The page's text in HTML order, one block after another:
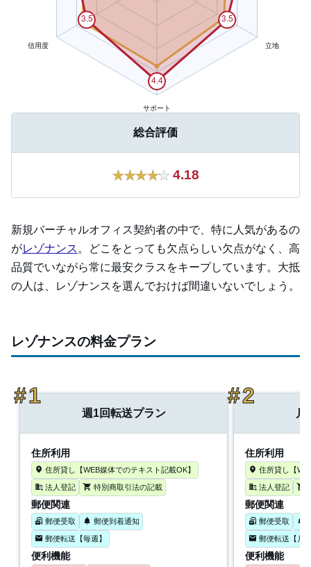
総合評価
4.18
新規バーチャルオフィス契約者の中で、特に人気があるの
がレゾナンス 。どこをとっても欠点らしい欠点がなく、高
品質でいながら常に最安クラスをキープしています。大抵
の人は、レゾナンスを選んでおけば間違いないでしょう。
レゾナンスの料金プラン
週1回転送プラン
住所利用
住所貸し【WEB媒体でのテキスト記載OK】
法人登記 特別商取引法の記載
郵便関連
郵便受取 郵便到着通知
郵便転送【毎週】
便利機能
月
住所利用
住所貸し【
法人登記
郵便関連
郵便受取
郵便転送【月1
便利機能